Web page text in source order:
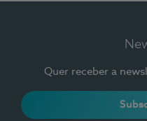
Quer receber a